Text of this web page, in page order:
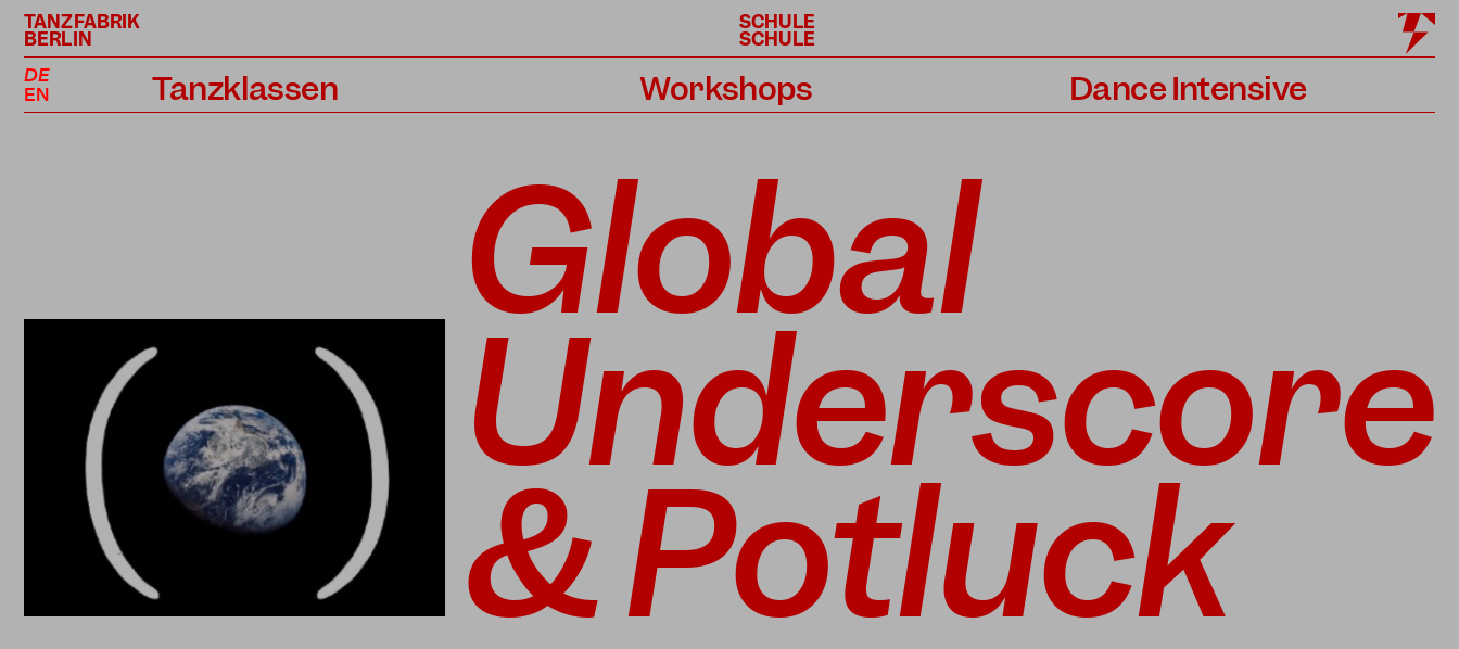
TANZFABRIK
BERLIN
SCHULE
SCHULE
DE
EN
Tanzklassen Workshops Dance Intensive
Global
Underscore
& Potluck